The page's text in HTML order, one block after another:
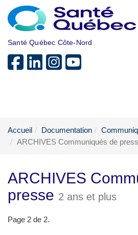
Aller au menu principal
Santé Québec Côte-Nord
Accueil Documentation
ARCHIVES Communiqués de
ARCHIVES
presse 2 ans et plus
Page 2 de 2.